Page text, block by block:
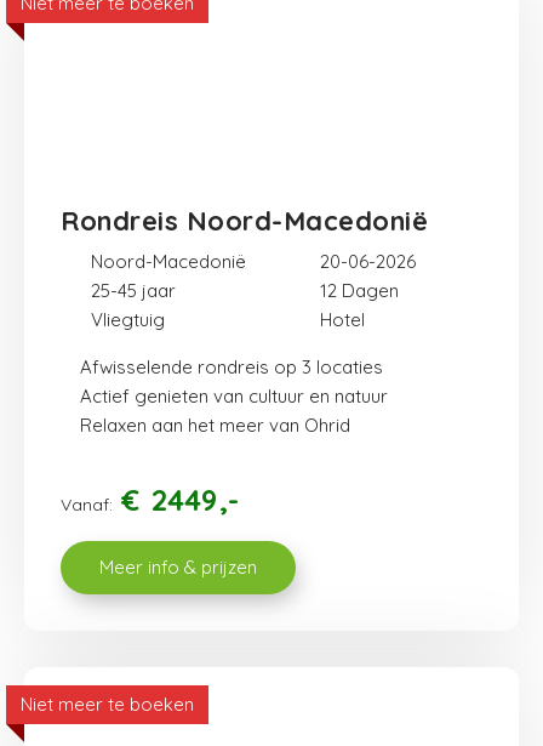
Rondreis Noord-Macedonië
25-45 jaar 12
20-06-2026
Vliegtuig Hotel
Noord-Macedonië
Afwisselende rondreis op 3 locaties
Actief genieten van cultuur en natuur
Relaxen aan het meer van Ohrid
Vanaf: € 2449
Meer info & prijzen
Niet meer te boeken